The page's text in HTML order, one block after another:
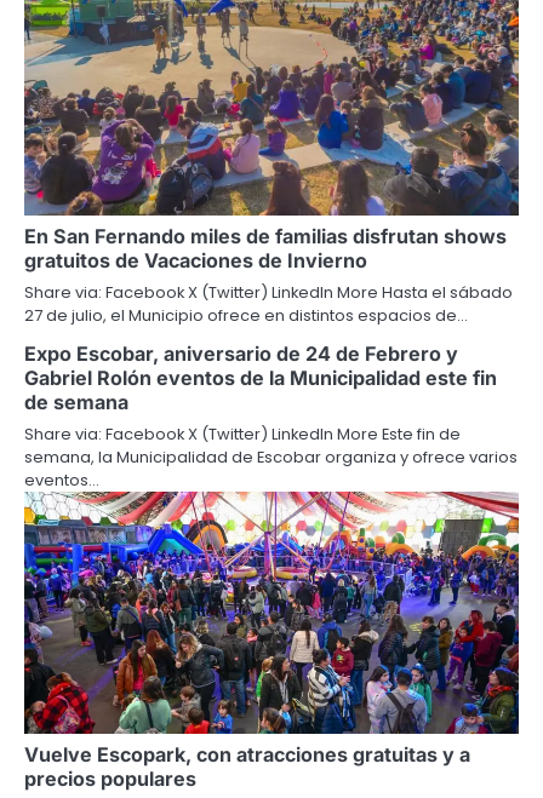
En San Fernando miles de familias disfrutan shows
gratuitos de Vacaciones de Invierno
Share via: Facebook X (Twitter) LinkedIn More Hasta el sábado
27 de julio, el Municipio ofrece en distintos espacios de…
Expo Escobar, aniversario de 24 de Febrero y
Gabriel Rolón eventos de la Municipalidad este fin
de semana
Share via: Facebook X (Twitter) LinkedIn More Este fin de
semana, la Municipalidad de Escobar organiza y ofrece varios
eventos…
Vuelve Escopark, con atracciones gratuitas y a
precios populares